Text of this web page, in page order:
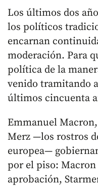
Los últimos dos
los políticos
encarnan
moderación. Para
política de la
venido tramitando
últimos cincuenta
Emmanuel
Merz —los rostros
europea—
por el piso: Macron
aprobación,